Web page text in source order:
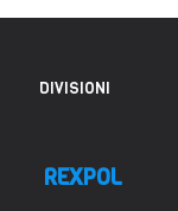
DIVISIONI
REXPOL